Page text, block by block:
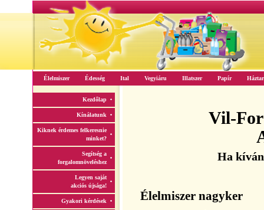
Élelmiszer Édesség Ital Vegyiáru Illatszer Papír
Kezdőlap
Kínálatunk
Kiknek érdemes felkeresnie
minket?
Segítség a
forgalomnöveléshez
Legyen saját
akciós újsága!
Gyakori kérdések
Vil-For
Ha
Élelmiszer nagyker